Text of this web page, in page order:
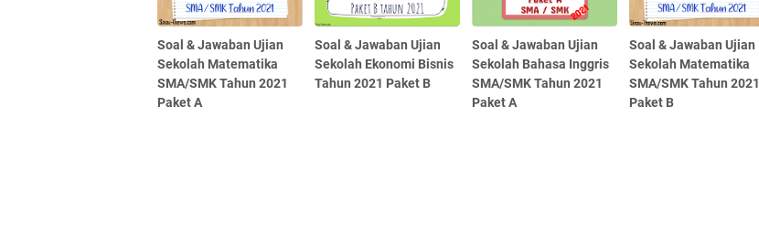
Soal & Jawaban Ujian
Sekolah Matematika
SMA/SMK Tahun 2021
Paket A
Soal & Jawaban Ujian
Sekolah Ekonomi Bisnis
Tahun 2021 Paket B
Soal & Jawaban Ujian
Sekolah Bahasa Inggris
SMA/SMK Tahun 2021
Paket A
Soal & Jawaban Ujian
Sekolah Matematika
SMA/SMK Tahun 2021
Paket B